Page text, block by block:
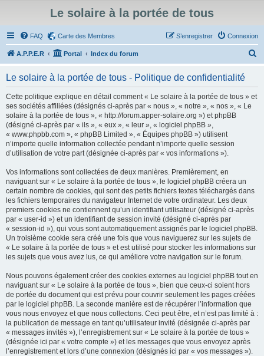
Le solaire à la portée de tous
FAQ Carte des Membres Connexion
S’enregistrer
A.P.P.E.R Portal Index du forum
Le solaire à la portée de tous - Politique de confidentialité
Cette politique explique en détail comment « Le solaire à la portée de tous » et
ses sociétés affiliées (désignés ci-après par « nous », « notre », « nos », « Le
solaire à la portée de tous », « http://forum.apper-solaire.org ») et phpBB
(désigné ci-après par « ils », « eux », « leur », « logiciel phpBB »,
« www.phpbb.com », « phpBB Limited », « Équipes phpBB ») utilisent
n’importe quelle information collectée pendant n’importe quelle session
d’utilisation de votre part (désignée ci-après par « vos informations »).
Vos informations sont collectées de deux manières. Premièrement, en
naviguant sur « Le solaire à la portée de tous », le logiciel phpBB créera un
certain nombre de cookies, qui sont des petits fichiers textes téléchargés dans
les fichiers temporaires du navigateur Internet de votre ordinateur. Les deux
premiers cookies ne contiennent qu’un identifiant utilisateur (désigné ci-après
par « user-id ») et un identifiant de session invité (désigné ci-après par
« session-id »), qui vous sont automatiquement assignés par le logiciel phpBB.
Un troisième cookie sera créé une fois que vous naviguerez sur les sujets de
« Le solaire à la portée de tous » et est utilisé pour stocker les informations sur
les sujets que vous avez lus, ce qui améliore votre navigation sur le forum.
Nous pouvons également créer des cookies externes au logiciel phpBB tout en
naviguant sur « Le solaire à la portée de tous », bien que ceux-ci soient hors
de portée du document qui est prévu pour couvrir seulement les pages créées
par le logiciel phpBB. La seconde manière est de récupérer l’information que
vous nous envoyez et que nous collectons. Ceci peut être, et n’est pas limité à :
la publication de message en tant qu’utilisateur invité (désignée ci-après par
« messages invités »), l’enregistrement sur « Le solaire à la portée de tous »
(désignée ici par « votre compte ») et les messages que vous envoyez après
l’enregistrement et lors d’une connexion (désignés ici par « vos messages »).